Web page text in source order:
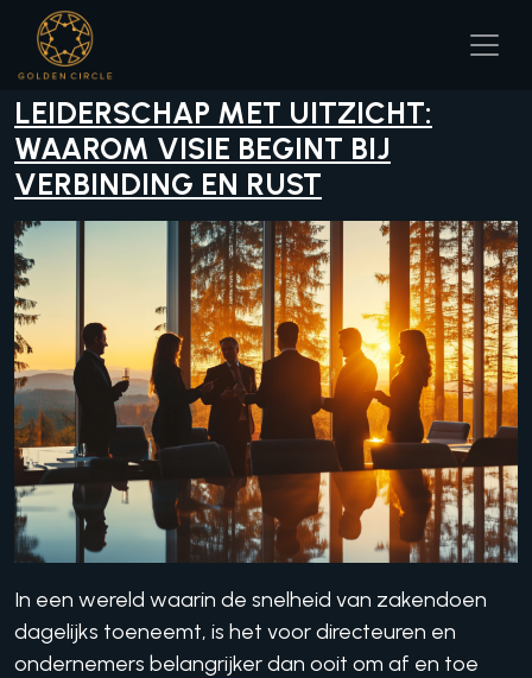
content
LEIDERSCHAP MET UITZICHT:
WAAROM VISIE BEGINT BIJ
VERBINDING EN RUST
In een wereld waarin de snelheid van zakendoen
dagelijks toeneemt, is het voor directeuren en
ondernemers belangrijker dan ooit om af en toe